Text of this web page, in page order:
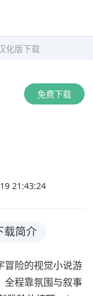
化版下载
免费下载
21:43:24
载简介
冒险的视觉小说游
全程靠氛围与叙事